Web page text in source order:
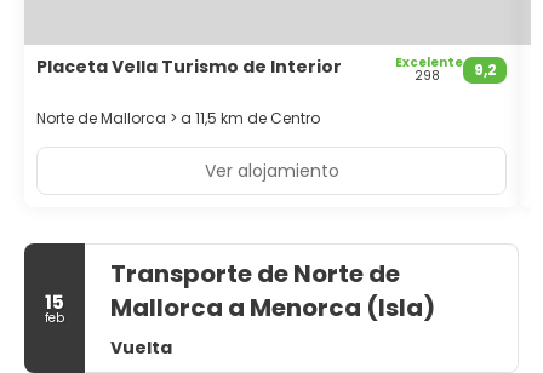
Placeta Vella Turismo de Interior 9,2
Excelente
298
Norte de Mallorca > a 11,5 km de Centro
Ver alojamiento
15
feb
Transporte de Norte de
Mallorca a Menorca (Isla)
Vuelta